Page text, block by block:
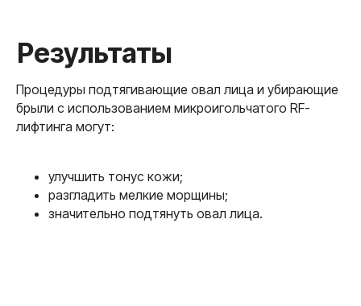
Процедуры подтягивающие овал лица и убирающие
брыли с использованием микроигольчатого RF-
лифтинга могут:
улучшить тонус кожи;
разгладить мелкие морщины;
значительно подтянуть овал лица.